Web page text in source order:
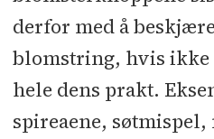
derfor med å
blomstring, hvis
hele dens prakt.
spireaene,